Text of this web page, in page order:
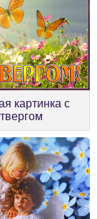
картинка с